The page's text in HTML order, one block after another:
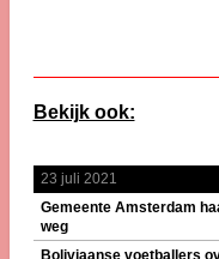
Bekijk ook:
23 juli 2021
Gemeente Amsterdam
weg
Boliviaanse voetballers